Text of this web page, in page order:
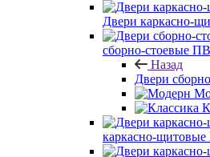
Двери каркасно-
сборно-стоевые
Назад
Двери
каркасно-